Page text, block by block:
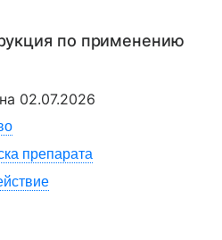
по применению
02.07.2026
препарата